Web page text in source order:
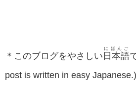
＊このブログをやさしい 日本語
にほんご
post is written in easy Japanese.)